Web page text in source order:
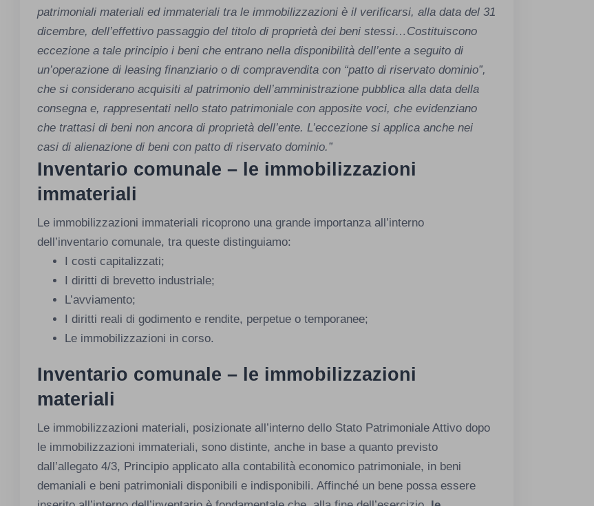
patrimoniali materiali ed immateriali tra le immobilizzazioni è il verificarsi, alla data del 31
dicembre, dell’effettivo passaggio del titolo di proprietà dei beni stessi…Costituiscono
eccezione a tale principio i beni che entrano nella disponibilità dell’ente a seguito di
un’operazione di leasing finanziario o di compravendita con “patto di riservato dominio”,
che si considerano acquisiti al patrimonio dell’amministrazione pubblica alla data della
consegna e, rappresentati nello stato patrimoniale con apposite voci, che evidenziano
che trattasi di beni non ancora di proprietà dell’ente. L’eccezione si applica anche nei
casi di alienazione di beni con patto di riservato dominio.”
Inventario comunale – le immobilizzazioni
immateriali
Le immobilizzazioni immateriali ricoprono una grande importanza all’interno
dell’inventario comunale, tra queste distinguiamo:
I costi capitalizzati;
I diritti di brevetto industriale;
L’avviamento;
I diritti reali di godimento e rendite, perpetue o temporanee;
Le immobilizzazioni in corso.
Inventario comunale – le immobilizzazioni
materiali
Le immobilizzazioni materiali, posizionate all’interno dello Stato Patrimoniale Attivo dopo
le immobilizzazioni immateriali, sono distinte, anche in base a quanto previsto
dall’allegato 4/3, Principio applicato alla contabilità economico patrimoniale, in beni
demaniali e beni patrimoniali disponibili e indisponibili. Affinché un bene possa essere